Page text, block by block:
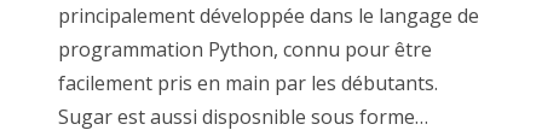
principalement développée dans le langage de
programmation Python, connu pour être
facilement pris en main par les débutants.
Sugar est aussi disposnible sous forme…